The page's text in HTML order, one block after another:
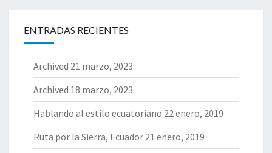
ENTRADAS RECIENTES
Archived 21 marzo, 2023
Archived 18 marzo, 2023
Hablando al estilo ecuatoriano 22 enero, 2019
Ruta por la Sierra, Ecuador 21 enero, 2019